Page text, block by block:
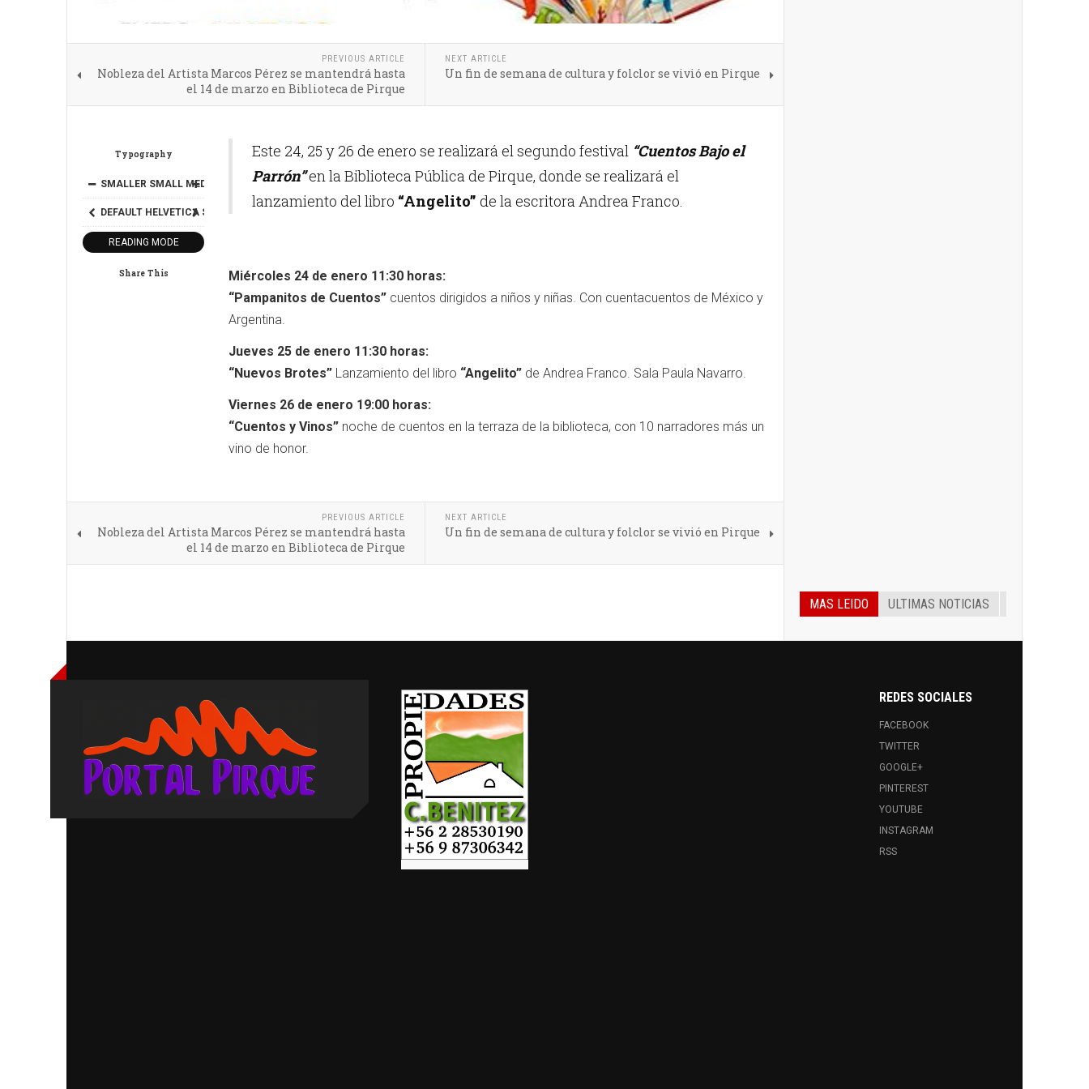
PREVIOUS ARTICLE
Nobleza del Artista Marcos Pérez se mantendrá hasta
el 14 de marzo en Biblioteca de Pirque
NEXT ARTICLE
Un fin de semana de cultura y folclor se vivió en Pirque
Typography
SMALLER SMALL MEDIUM BIGGER
DEFAULT HELVETICA SEGOE
READING MODE
Share This
Este 24, 25 y 26 de enero se realizará el segundo festival “Cuentos Bajo el
Parrón”en la Biblioteca Pública de Pirque, donde se realizará el
lanzamiento del libro “Angelito” de la escritora Andrea Franco.
Miércoles 24 de enero 11:30 horas:
“Pampanitos de Cuentos” cuentos dirigidos a niños y niñas. Con cuentacuentos de México y
Argentina.
Jueves 25 de enero 11:30 horas:
“Nuevos Brotes” Lanzamiento del libro “Angelito” de Andrea Franco. Sala Paula Navarro.
Viernes 26 de enero 19:00 horas:
“Cuentos y Vinos” noche de cuentos en la terraza de la biblioteca, con 10 narradores más un
vino de honor.
PREVIOUS ARTICLE
Nobleza del Artista Marcos Pérez se mantendrá hasta
el 14 de marzo en Biblioteca de Pirque
NEXT ARTICLE
Un fin de semana de cultura y folclor se vivió en Pirque
MAS LEIDO ULTIMAS NOTICIAS
REDES SOCIALES
FACEBOOK
TWITTER
GOOGLE+
PINTEREST
YOUTUBE
INSTAGRAM
RSS